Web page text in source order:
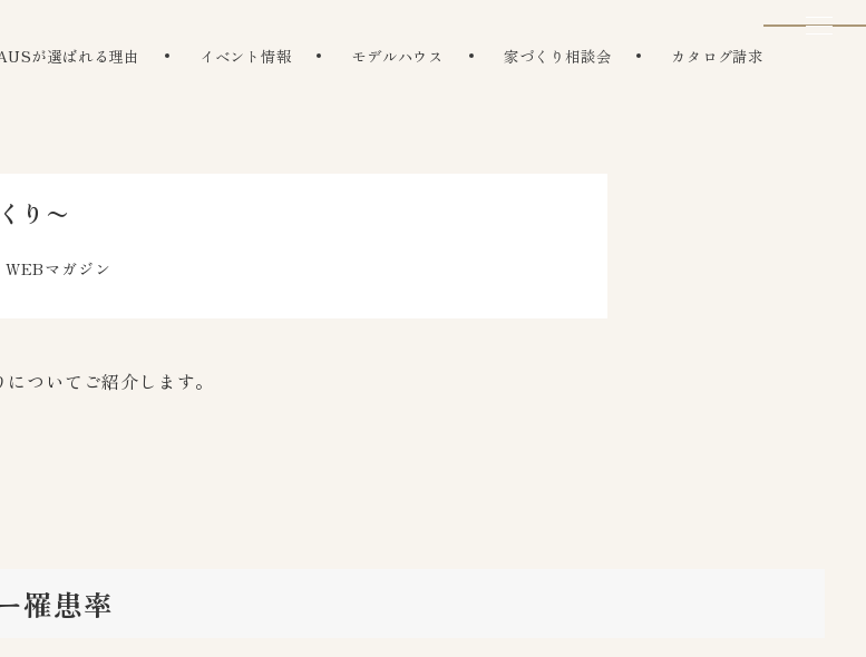
が選ばれる理由 イベント情報 モデルハウス 家づくり相談会 カタログ請求
り〜
ゴリー
WEBマガジン
ついてご紹介します。
罹患率